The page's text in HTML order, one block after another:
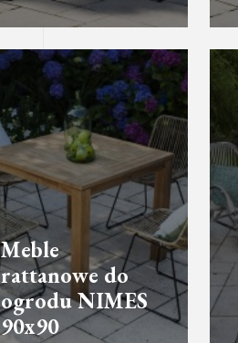
Meble
rattanowe do
ogrodu NIMES
90x90